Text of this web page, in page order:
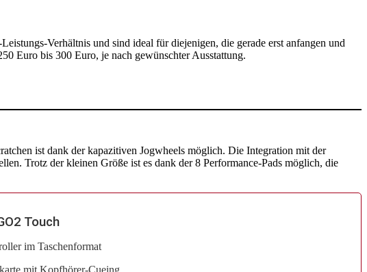
Verhältnis und sind ideal für diejenigen, die gerade erst anfangen und
Euro bis 300 Euro, je nach gewünschter Ausstattung.
ist dank der kapazitiven Jogwheels möglich. Die Integration mit der
Trotz der kleinen Größe ist es dank der 8 Performance-Pads möglich, die
Touch
im Taschenformat